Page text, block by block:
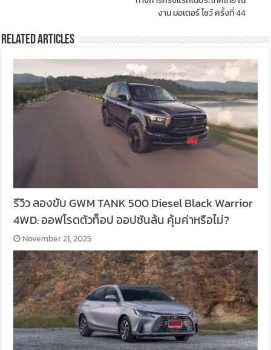
งาน มอเตอร์ โชว์ ครั้งที่ 44
Related Articles
รีวิว ลองขับ GWM TANK 500 Diesel Black Warrior
4WD: ออฟโรดตัวท็อป ออปชันล้น คุ้มค่าหรือไม่?
November 21, 2025